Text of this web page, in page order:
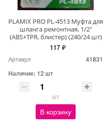
PLAMIX PRO PL-4513 Муфта для
шланга ремонтная, 1/2"
(ABS+TPR, блистер) (240/24 шт)
117 ₽
Артикул 41831
Наличие: 12 шт
шт
В корзину